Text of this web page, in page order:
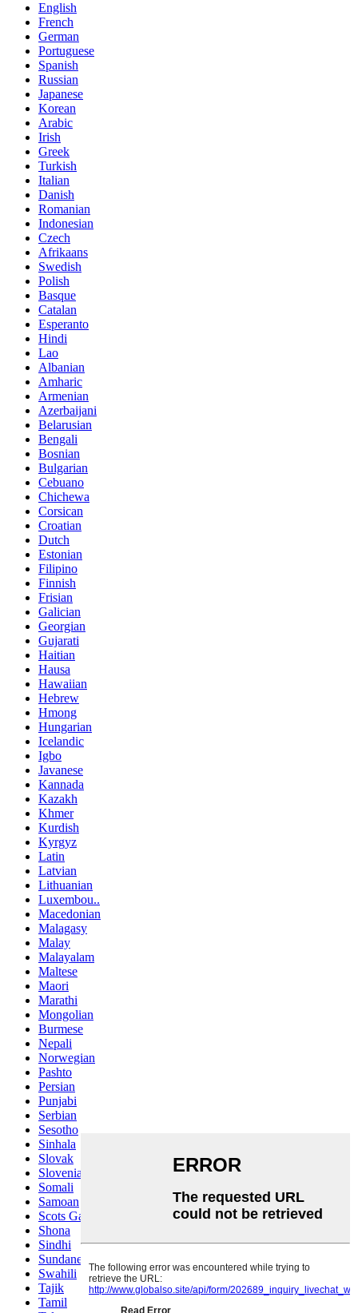
English
French
German
Portuguese
Spanish
Russian
Japanese
Korean
Arabic
Irish
Greek
Turkish
Italian
Danish
Romanian
Indonesian
Czech
Afrikaans
Swedish
Polish
Basque
Catalan
Esperanto
Hindi
Lao
Albanian
Amharic
Armenian
Azerbaijani
Belarusian
Bengali
Bosnian
Bulgarian
Cebuano
Chichewa
Corsican
Croatian
Dutch
Estonian
Filipino
Finnish
Frisian
Galician
Georgian
Gujarati
Haitian
Hausa
Hawaiian
Hebrew
Hmong
Hungarian
Icelandic
Igbo
Javanese
Kannada
Kazakh
Khmer
Kurdish
Kyrgyz
Latin
Latvian
Lithuanian
Luxembou..
Macedonian
Malagasy
Malay
Malayalam
Maltese
Maori
Marathi
Mongolian
Burmese
Nepali
Norwegian
Pashto
Persian
Punjabi
Serbian
Sesotho
Sinhala
Slovak
Slovenian
Somali
Samoan
Scots Gaelic
Shona
Sindhi
Sundanese
Swahili
Tajik
Tamil